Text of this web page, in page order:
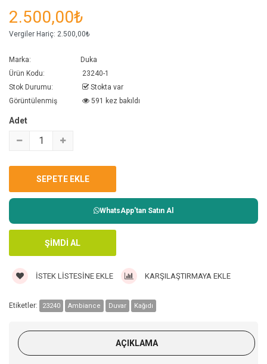
2.500,00₺
Vergiler Hariç: 2.500,00₺
Marka:
Duka
Ürün Kodu:
23240-1
Stok Durumu:
Stokta var
Görüntülenmiş
591 kez bakıldı
Adet
WhatsApp'tan Satın Al
İSTEK LISTESINE EKLE KARŞILAŞTIRMAYA EKLE
Etiketler: 23240 Ambiance Duvar Kağıdı
AÇIKLAMA